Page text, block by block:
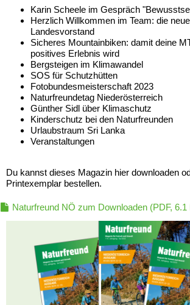
Karin Scheele im Gespräch
Herzlich Willkommen im Team: die
Landesvorstand
Sicheres Mountainbiken: damit deine
positives Erlebnis wird
Bergsteigen im Klimawandel
SOS für Schutzhütten
Fotobundesmeisterschaft 2023
Naturfreundetag Niederösterreich
Günther Sidl über Klimaschutz
Kinderschutz bei den Naturfreunden
Urlaubstraum Sri Lanka
Veranstaltungen
Du kannst dieses Magazin hier downloaden
Printexemplar bestellen.
Naturfreund NÖ zum Downloaden (PDF, 6.1